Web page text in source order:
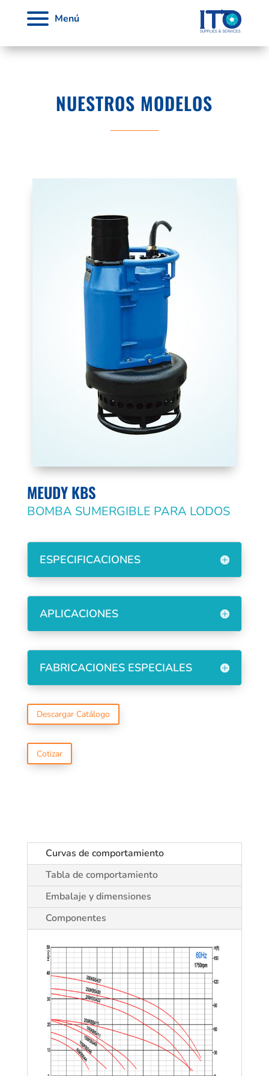
Menú
NUESTROS MODELOS
MEUDY KBS
BOMBA SUMERGIBLE PARA LODOS
ESPECIFICACIONES
APLICACIONES
FABRICACIONES ESPECIALES
Descargar Catálogo
Cotizar
Curvas de comportamiento
Tabla de comportamiento
Embalaje y dimensiones
Componentes